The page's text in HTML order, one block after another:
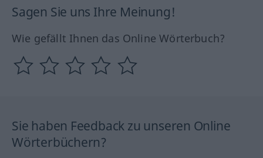
Sagen Sie uns Ihre Meinung!
Wie gefällt Ihnen das Online Wörterbuch?
Sie haben Feedback zu unseren Online
Wörterbüchern?